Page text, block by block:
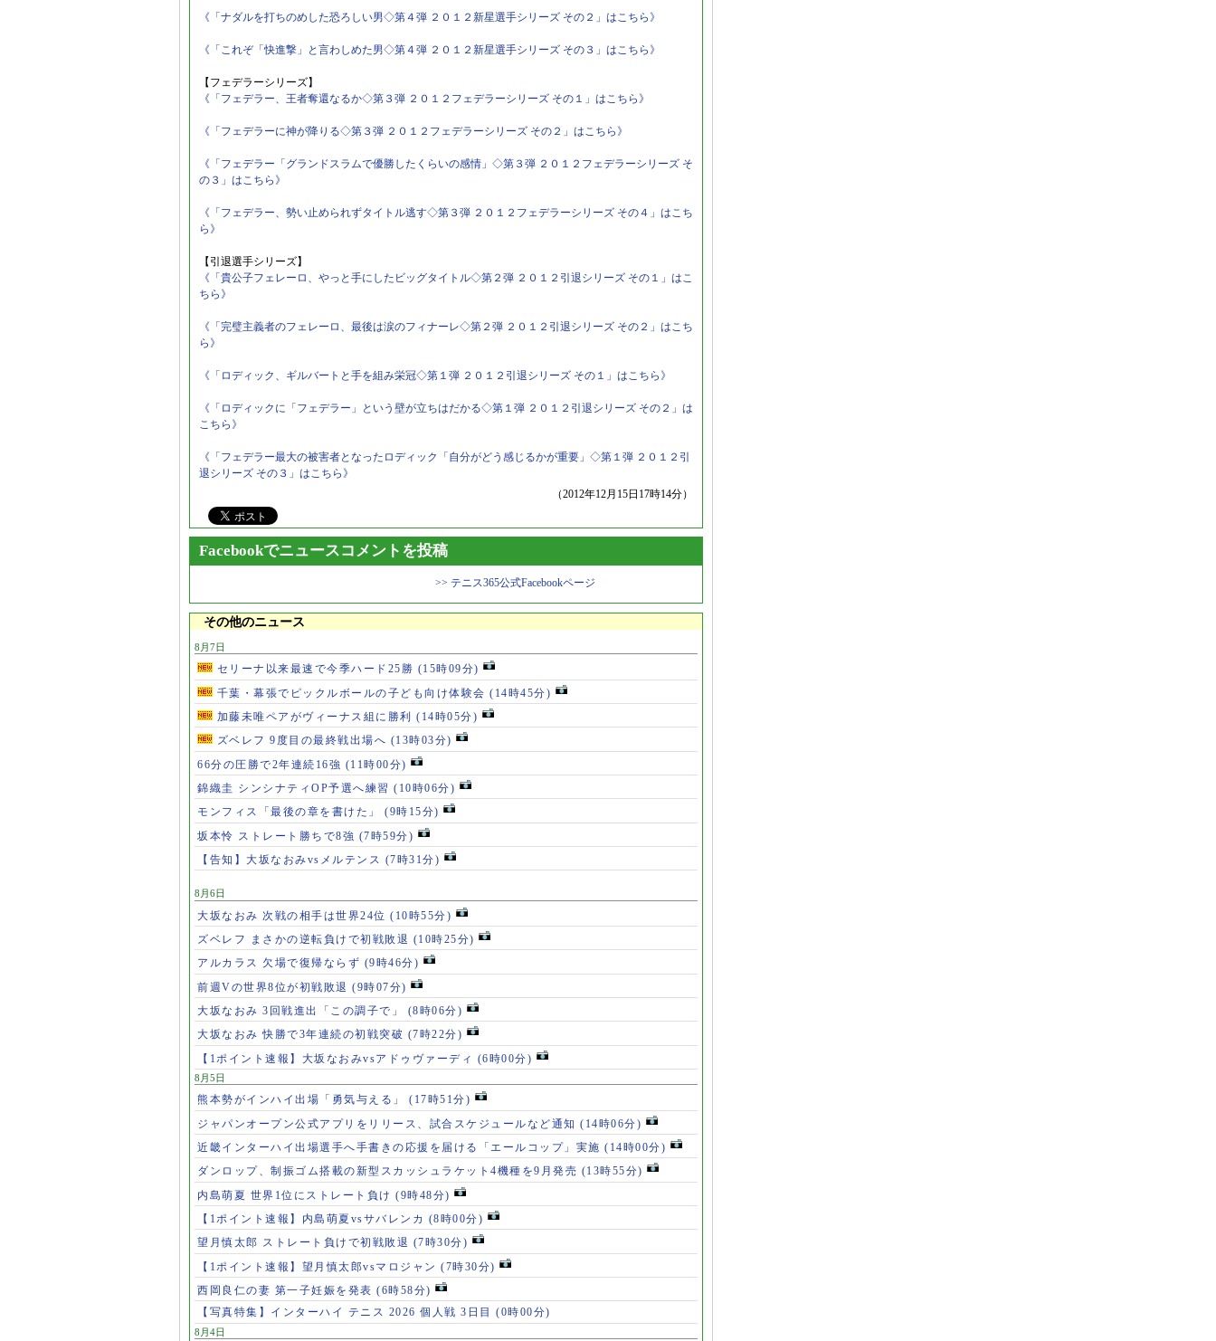
《「ナダルを打ちのめした恐ろしい男◇第４弾 ２０１２新星選手シリーズ その２」はこちら》
《「これぞ「快進撃」と言わしめた男◇第４弾 ２０１２新星選手シリーズ その３」はこちら》
【フェデラーシリーズ】
《「フェデラー、王者奪還なるか◇第３弾 ２０１２フェデラーシリーズ その１」はこちら》
《「フェデラーに神が降りる◇第３弾 ２０１２フェデラーシリーズ その２」はこちら》
《「フェデラー「グランドスラムで優勝したくらいの感情」◇第３弾 ２０１２フェデラーシリーズ そ
の３」はこちら》
《「フェデラー、勢い止められずタイトル逃す◇第３弾 ２０１２フェデラーシリーズ その４」はこち
ら》
【引退選手シリーズ】
《「貴公子フェレーロ、やっと手にしたビッグタイトル◇第２弾 ２０１２引退シリーズ その１」はこ
ちら》
《「完璧主義者のフェレーロ、最後は涙のフィナーレ◇第２弾 ２０１２引退シリーズ その２」はこち
ら》
《「ロディック、ギルバートと手を組み栄冠◇第１弾 ２０１２引退シリーズ その１」はこちら》
《「ロディックに「フェデラー」という壁が立ちはだかる◇第１弾 ２０１２引退シリーズ その２」は
こちら》
《「フェデラー最大の被害者となったロディック「自分がどう感じるかが重要」◇第１弾 ２０１２引
退シリーズ その３」はこちら》
（2012年12月15日17時14分）
Facebookでニュースコメントを投稿
>> テニス365公式Facebookページ
その他のニュース
8月7日
セリーナ以来最速で今季ハード25勝 (15時09分)
千葉・幕張でピックルボールの子ども向け体験会 (14時45分)
加藤未唯ペアがヴィーナス組に勝利 (14時05分)
ズベレフ 9度目の最終戦出場へ (13時03分)
66分の圧勝で2年連続16強 (11時00分)
錦織圭 シンシナティOP予選へ練習 (10時06分)
モンフィス「最後の章を書けた」 (9時15分)
坂本怜 ストレート勝ちで8強 (7時59分)
【告知】大坂なおみvsメルテンス (7時31分)
8月6日
大坂なおみ 次戦の相手は世界24位 (10時55分)
ズベレフ まさかの逆転負けで初戦敗退 (10時25分)
アルカラス 欠場で復帰ならず (9時46分)
前週Vの世界8位が初戦敗退 (9時07分)
大坂なおみ 3回戦進出「この調子で」 (8時06分)
大坂なおみ 快勝で3年連続の初戦突破 (7時22分)
【1ポイント速報】大坂なおみvsアドゥヴァーディ (6時00分)
8月5日
熊本勢がインハイ出場「勇気与える」 (17時51分)
ジャパンオープン公式アプリをリリース、試合スケジュールなど通知 (14時06分)
近畿インターハイ出場選手へ手書きの応援を届ける「エールコップ」実施 (14時00分)
ダンロップ、制振ゴム搭載の新型スカッシュラケット4機種を9月発売 (13時55分)
内島萌夏 世界1位にストレート負け (9時48分)
【1ポイント速報】内島萌夏vsサバレンカ (8時00分)
望月慎太郎 ストレート負けで初戦敗退 (7時30分)
【1ポイント速報】望月慎太郎vsマロジャン (7時30分)
西岡良仁の妻 第一子妊娠を発表 (6時58分)
【写真特集】インターハイ テニス 2026 個人戦 3日目 (0時00分)
8月4日